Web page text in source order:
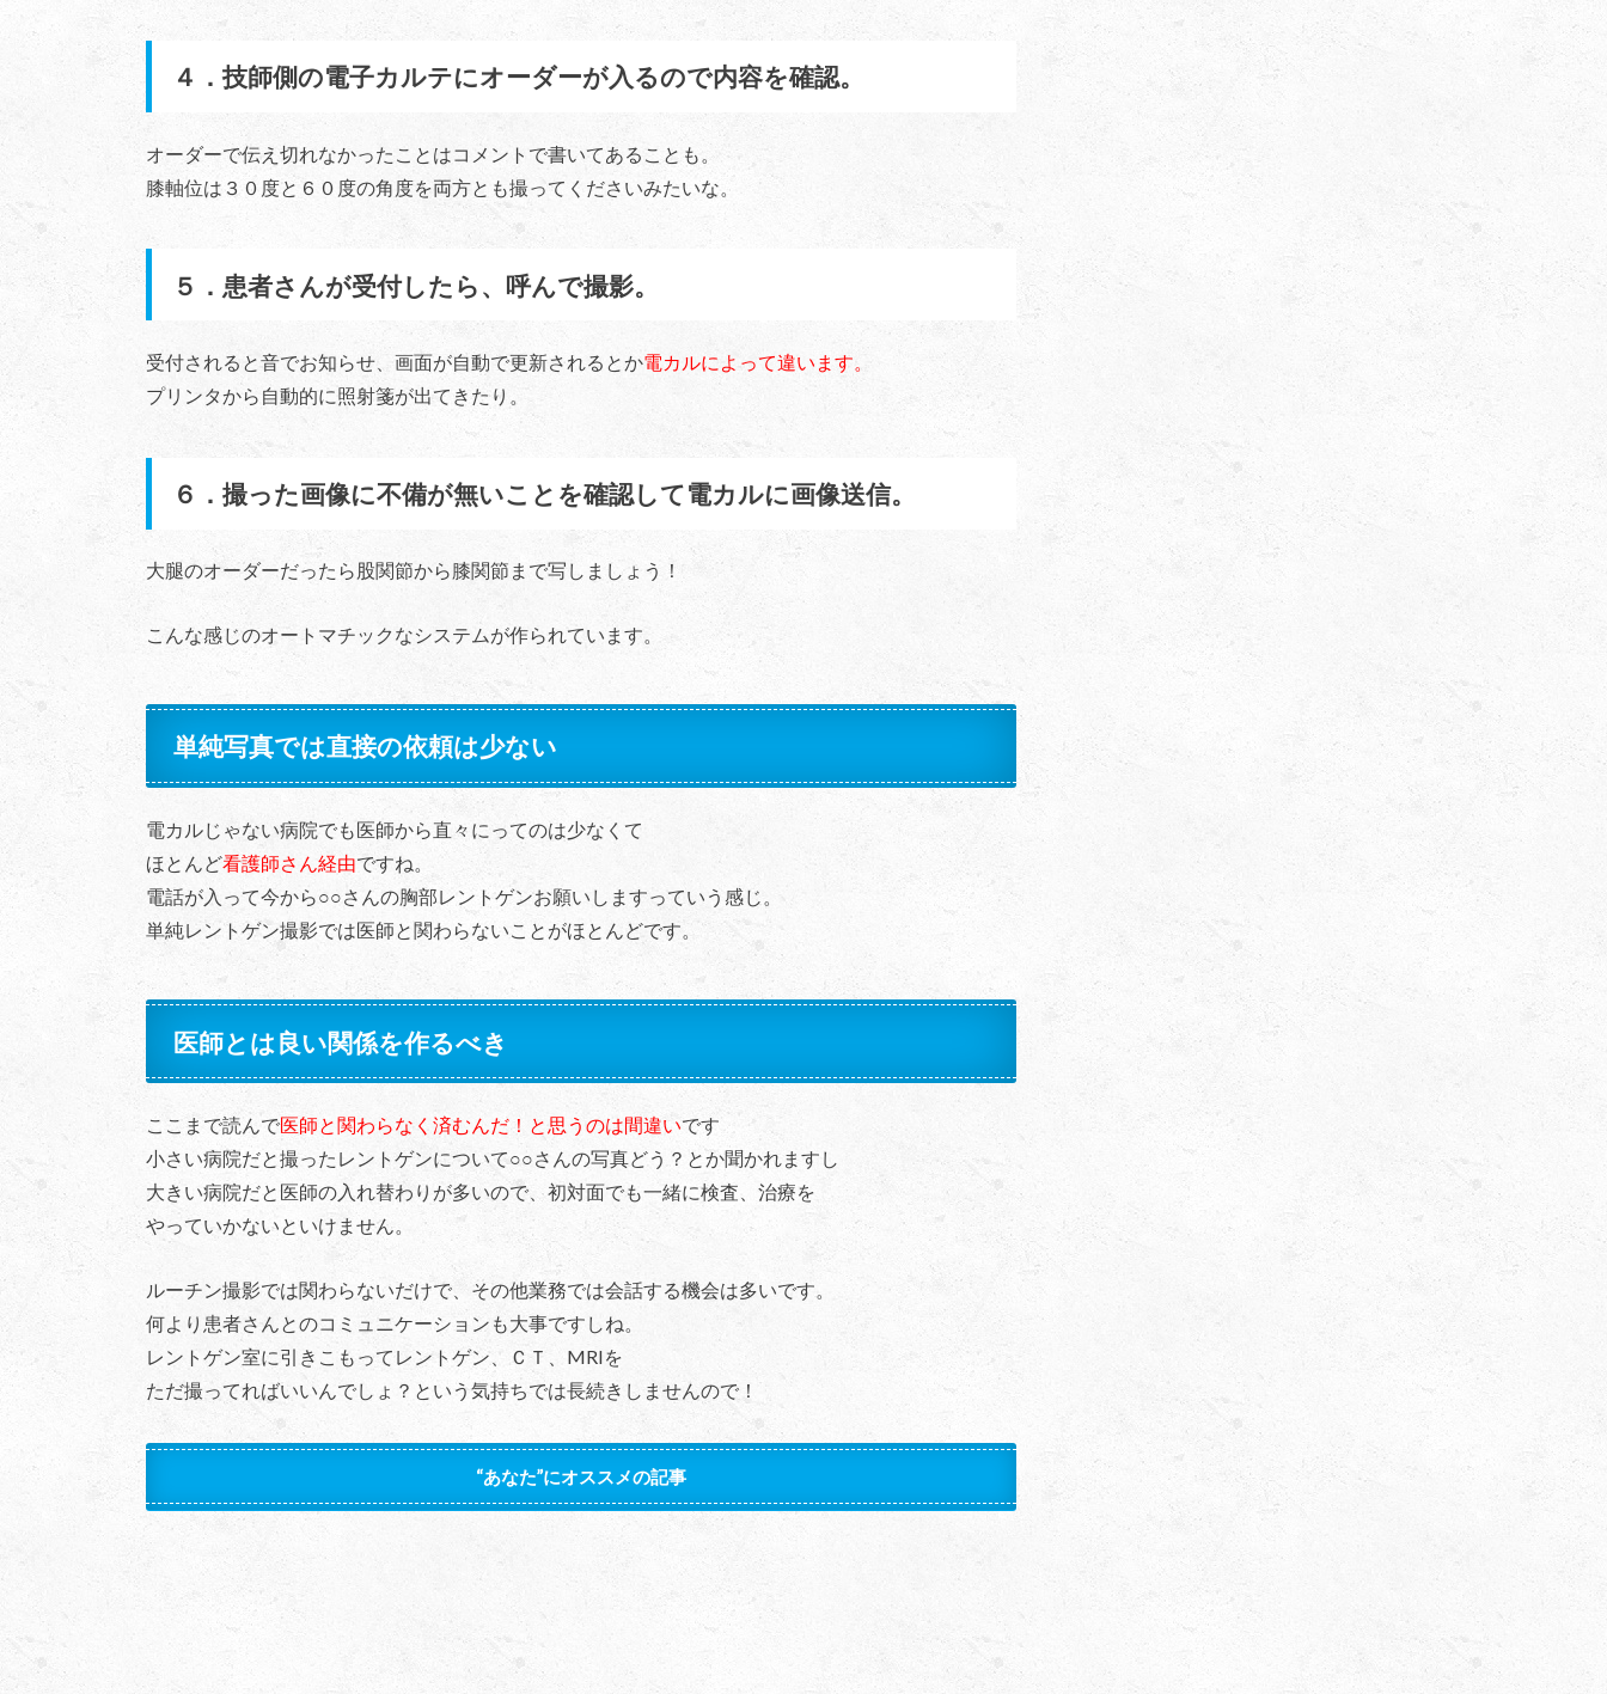
４．技師側の電子カルテにオーダーが入るので内容を確認。
オーダーで伝え切れなかったことはコメントで書いてあることも。
膝軸位は３０度と６０度の角度を両方とも撮ってくださいみたいな。
５．患者さんが受付したら、呼んで撮影。
受付されると音でお知らせ、画面が自動で更新されるとか電カルによって違います。
プリンタから自動的に照射箋が出てきたり。
６．撮った画像に不備が無いことを確認して電カルに画像送信。
大腿のオーダーだったら股関節から膝関節まで写しましょう！
こんな感じのオートマチックなシステムが作られています。
単純写真では直接の依頼は少ない
電カルじゃない病院でも医師から直々にってのは少なくて
ほとんど看護師さん経由ですね。
電話が入って今から○○さんの胸部レントゲンお願いしますっていう感じ。
単純レントゲン撮影では医師と関わらないことがほとんどです。
医師とは良い関係を作るべき
ここまで読んで医師と関わらなく済むんだ！と思うのは間違いです
小さい病院だと撮ったレントゲンについて○○さんの写真どう？とか聞かれますし
大きい病院だと医師の入れ替わりが多いので、初対面でも一緒に検査、治療を
やっていかないといけません。
ルーチン撮影では関わらないだけで、その他業務では会話する機会は多いです。
何より患者さんとのコミュニケーションも大事ですしね。
レントゲン室に引きこもってレントゲン、ＣＴ、MRIを
ただ撮ってればいいんでしょ？という気持ちでは長続きしませんので！
“あなた”にオススメの記事